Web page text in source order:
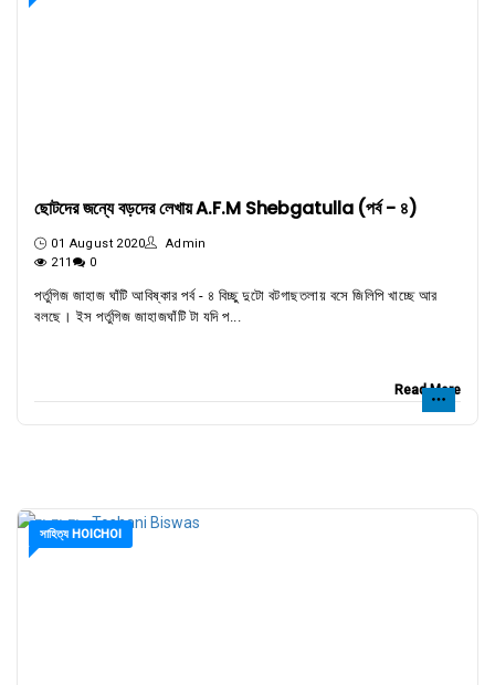
ছোটদের জন্যে বড়দের লেখায় A.F.M Shebgatulla (পর্ব - ৪)
01 August 2020
Admin
211
0
পর্তুগিজ জাহাজ ঘাঁটি আবিষ্কার পর্ব - ৪ বিচ্ছু দুটো বটগাছতলায় বসে জিলিপি খাচ্ছে আর
বলছে। ইস পর্তুগিজ জাহাজঘাঁটি টা যদি প...
Read More
সাহিত্য HOICHOI